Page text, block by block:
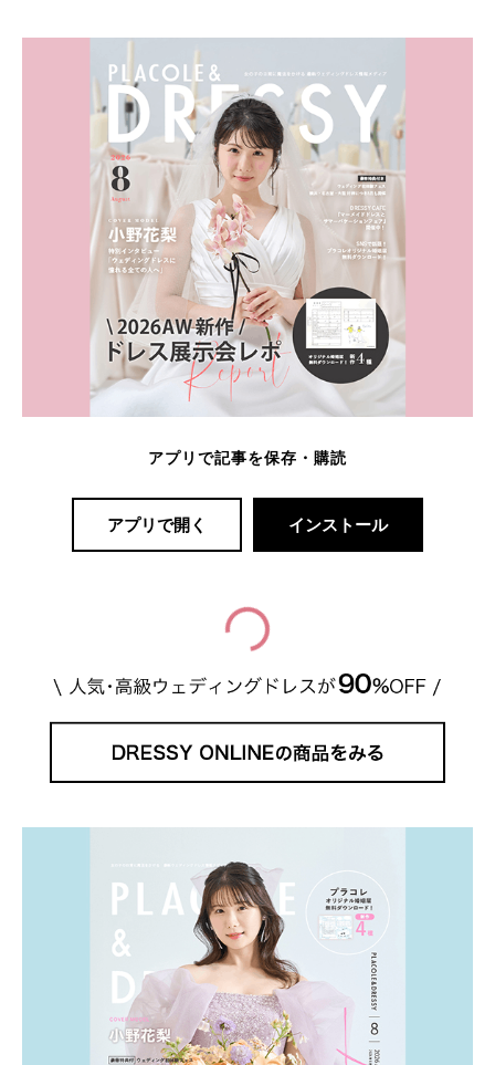
アプリで記事を保存・購読
アプリで開く インストール